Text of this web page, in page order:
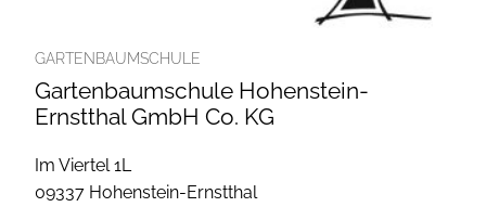
GARTENBAUMSCHULE
Gartenbaumschule Hohenstein-
Ernstthal GmbH Co. KG
Im Viertel 1L
09337 Hohenstein-Ernstthal